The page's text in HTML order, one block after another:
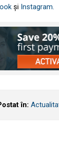
și Instagram.
în: